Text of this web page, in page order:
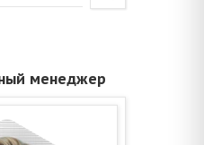
менеджер